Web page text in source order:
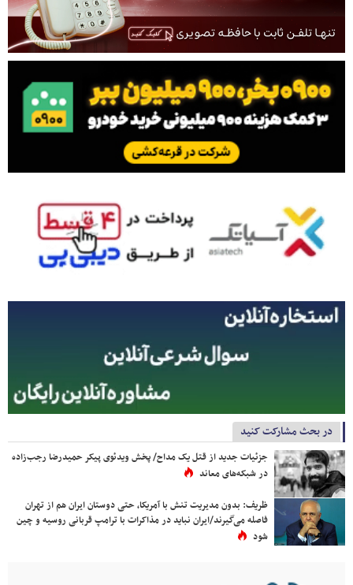
در بحث مشارکت کنید
جزئیات جدید از قتل یک مداح/ پخش ویدئوی پیکر حمیدرضا رجب‌زاده
در شبکه‌های معاند
ظریف: بدون مدیریت تنش با آمریکا، حتی دوستان ایران هم از تهران
فاصله می‌گیرند/ایران نباید در مذاکرات با ترامپ قربانی روسیه و چین
شود